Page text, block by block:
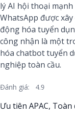
lý AI hội thoại
WhatsApp được
động hóa tuyển
công nhận là một
hóa chatbot tuyển
nghiệp toàn cầu.
Đánh giá: 4.9
Ưu tiên APAC, Toàn